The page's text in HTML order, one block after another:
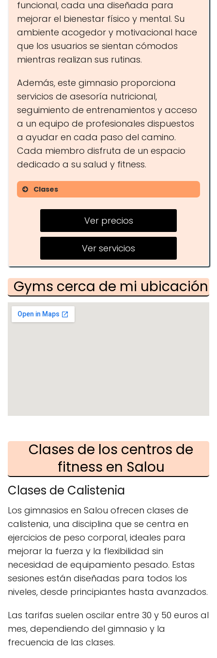
funcional, cada una diseñada para
mejorar el bienestar físico y mental. Su
ambiente acogedor y motivacional hace
que los usuarios se sientan cómodos
mientras realizan sus rutinas.
Además, este gimnasio proporciona
servicios de asesoría nutricional,
seguimiento de entrenamientos y acceso
a un equipo de profesionales dispuestos
a ayudar en cada paso del camino.
Cada miembro disfruta de un espacio
dedicado a su salud y fitness.
Clases
Yoga
Entrenamiento funcional
Ver precios
Ver servicios
Gyms cerca de mi ubicación
Clases de los centros de
fitness en Salou
Clases de Calistenia
Los gimnasios en Salou ofrecen clases de
calistenia, una disciplina que se centra en
ejercicios de peso corporal, ideales para
mejorar la fuerza y la flexibilidad sin
necesidad de equipamiento pesado. Estas
sesiones están diseñadas para todos los
niveles, desde principiantes hasta avanzados.
Las tarifas suelen oscilar entre 30 y 50 euros al
mes, dependiendo del gimnasio y la
frecuencia de las clases.